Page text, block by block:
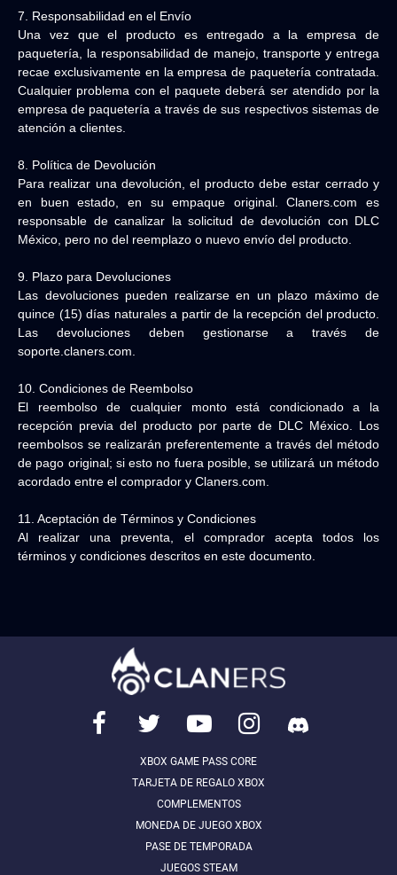
7. Responsabilidad en el Envío
Una vez que el producto es entregado a la empresa de
paquetería, la responsabilidad de manejo, transporte y entrega
recae exclusivamente en la empresa de paquetería contratada.
Cualquier problema con el paquete deberá ser atendido por la
empresa de paquetería a través de sus respectivos sistemas de
atención a clientes.
8. Política de Devolución
Para realizar una devolución, el producto debe estar cerrado y
en buen estado, en su empaque original. Claners.com es
responsable de canalizar la solicitud de devolución con DLC
México, pero no del reemplazo o nuevo envío del producto.
9. Plazo para Devoluciones
Las devoluciones pueden realizarse en un plazo máximo de
quince (15) días naturales a partir de la recepción del producto.
Las devoluciones deben gestionarse a través de
soporte.claners.com.
10. Condiciones de Reembolso
El reembolso de cualquier monto está condicionado a la
recepción previa del producto por parte de DLC México. Los
reembolsos se realizarán preferentemente a través del método
de pago original; si esto no fuera posible, se utilizará un método
acordado entre el comprador y Claners.com.
11. Aceptación de Términos y Condiciones
Al realizar una preventa, el comprador acepta todos los
términos y condiciones descritos en este documento.
XBOX GAME PASS CORE
TARJETA DE REGALO XBOX
COMPLEMENTOS
MONEDA DE JUEGO XBOX
PASE DE TEMPORADA
JUEGOS STEAM